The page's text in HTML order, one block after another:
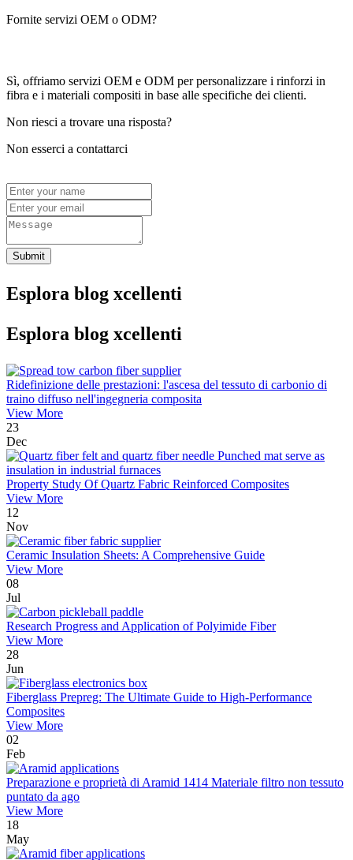
Fornite servizi OEM o ODM?
Sì, offriamo servizi OEM e ODM per personalizzare i rinforzi in
fibra e i materiali compositi in base alle specifiche dei clienti.
Non riesci a trovare una risposta?
Non esserci a contattarci
Submit
Esplora blog xcellenti
Esplora blog xcellenti
Ridefinizione delle prestazioni: l'ascesa del tessuto di carbonio di
traino diffuso nell'ingegneria composita
View More
23
Dec
Property Study Of Quartz Fabric Reinforced Composites
View More
12
Nov
Ceramic Insulation Sheets: A Comprehensive Guide
View More
08
Jul
Research Progress and Application of Polyimide Fiber
View More
28
Jun
Fiberglass Prepreg: The Ultimate Guide to High-Performance
Composites
View More
02
Feb
Preparazione e proprietà di Aramid 1414 Materiale filtro non tessuto
puntato da ago
View More
18
May